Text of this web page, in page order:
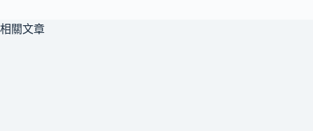
相關文章